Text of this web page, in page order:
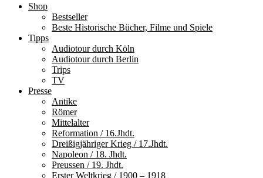
Shop
Bestseller
Beste Historische Bücher, Filme und Spiele
Tipps
Audiotour durch Köln
Audiotour durch Berlin
Trips
TV
Presse
Antike
Römer
Mittelalter
Reformation / 16.Jhdt.
Dreißigjähriger Krieg / 17.Jhdt.
Napoleon / 18. Jhdt.
Preussen / 19. Jhdt.
Erster Weltkrieg / 1900 – 1918